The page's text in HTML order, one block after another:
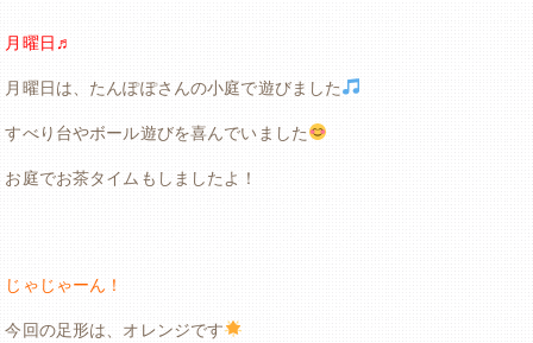
月曜日♬
月曜日は、たんぽぽさんの小庭で遊びました
すべり台やボール遊びを喜んでいました
お庭でお茶タイムもしましたよ！
じゃじゃーん！
今回の足形は、オレンジです